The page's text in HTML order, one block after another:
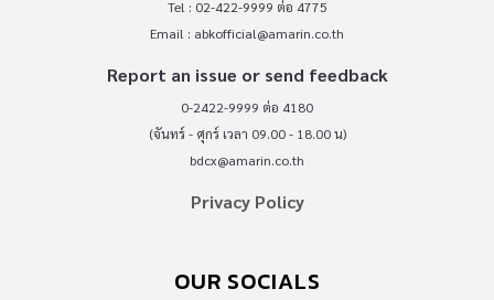
Tel : 02-422-9999 ต่อ 4775
Email : abkofficial@amarin.co.th
Report an issue or send feedback
0-2422-9999 ต่อ 4180
(จันทร์ - ศุกร์ เวลา 09.00 - 18.00 น)
bdcx@amarin.co.th
Privacy Policy
OUR SOCIALS